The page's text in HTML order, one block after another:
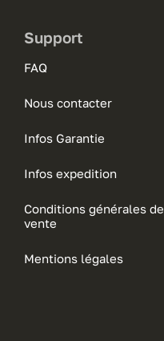
Support
FAQ
Nous contacter
Infos Garantie
Infos expedition
Conditions générales de
vente
Mentions légales